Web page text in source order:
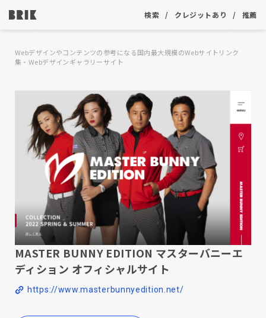
検索 クレジットあり 推薦
Webデザインやコンテンツの参考になる国内最大規模のWebサイトリンク
集・Webデザインギャラリーサイト
MASTER BUNNY EDITION マスターバニーエ
ディション オフィシャルサイト
https://www.masterbunnyedition.net/